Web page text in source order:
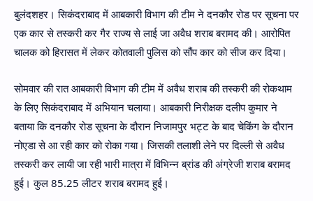
बुलंदशहर। सिकंदराबाद में आबकारी विभाग की टीम ने दनकौर रोड पर सूचना पर
एक कार से तस्करी कर गैर राज्य से लाई जा अवैध शराब बरामद की। आरोपित
चालक को हिरासत में लेकर कोतवाली पुलिस को सौंप कार को सीज कर दिया।
सोमवार की रात आबकारी विभाग की टीम में अवैध शराब की तस्करी की रोकथाम
के लिए सिकंदराबाद में अभियान चलाया। आबकारी निरीक्षक दलीप कुमार ने
बताया कि दनकौर रोड सूचना के दौरान निजामपुर भट्ट के बाद चेकिंग के दौरान
नोएडा से आ रही कार को रोका गया। जिसकी तलाशी लेने पर दिल्ली से अवैध
तस्करी कर लायी जा रही भारी मात्रा में विभिन्न ब्रांड की अंग्रेजी शराब बरामद
हुई। कुल 85.25 लीटर शराब बरामद हुई।